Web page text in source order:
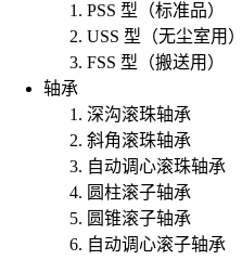
PSS 型（标准品）
USS 型（无尘室用）
FSS 型（搬送用）
轴承
深沟滚珠轴承
斜角滚珠轴承
自动调心滚珠轴承
圆柱滚子轴承
圆锥滚子轴承
自动调心滚子轴承